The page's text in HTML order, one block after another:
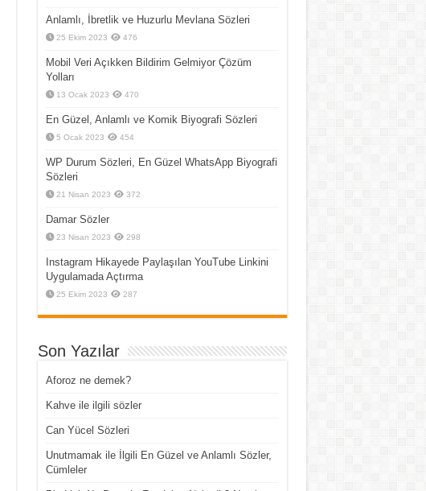
Anlamlı, İbretlik ve Huzurlu Mevlana Sözleri
25 Ekim 2023 476
Mobil Veri Açıkken Bildirim Gelmiyor Çözüm
Yolları
13 Ocak 2023 470
En Güzel, Anlamlı ve Komik Biyografi Sözleri
5 Ocak 2023 454
WP Durum Sözleri, En Güzel WhatsApp Biyografi
Sözleri
21 Nisan 2023 372
Damar Sözler
23 Nisan 2023 298
Instagram Hikayede Paylaşılan YouTube Linkini
Uygulamada Açtırma
25 Ekim 2023 287
Son Yazılar
Aforoz ne demek?
Kahve ile ilgili sözler
Can Yücel Sözleri
Unutmamak ile İlgili En Güzel ve Anlamlı Sözler,
Cümleler